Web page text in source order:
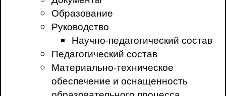
Образование
Руководство
Научно-педагогический состав
Педагогический состав
Материально-техническое
обеспечение и оснащенность